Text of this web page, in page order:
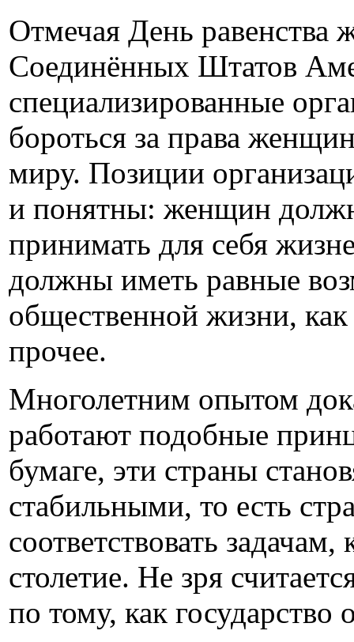
Отмечая День равенства
Соединённых Штатов
специализированные
бороться за права
миру. Позиции
и понятны: женщин
принимать для себя
должны иметь равные
общественной жизни, как
прочее.
Многолетним опытом
работают подобные
бумаге, эти страны
стабильными, то есть
соответствовать
столетие. Не зря
по тому, как